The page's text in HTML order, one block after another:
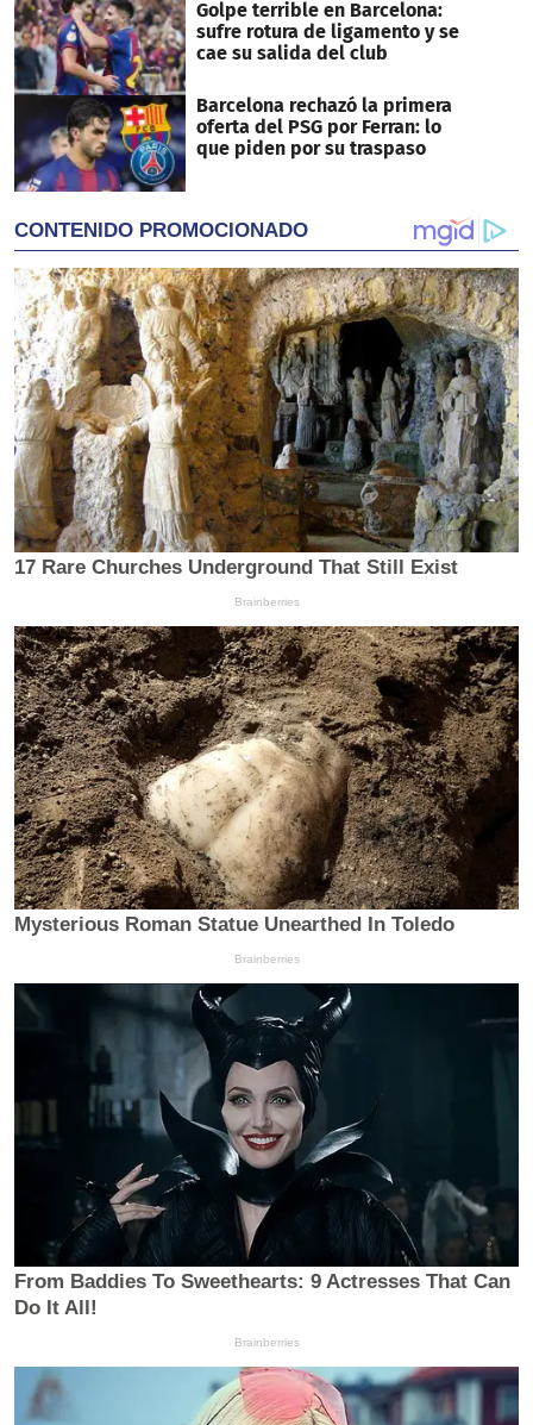
Golpe terrible en Barcelona:
sufre rotura de ligamento y se
cae su salida del club
Barcelona rechazó la primera
oferta del PSG por Ferran: lo
que piden por su traspaso